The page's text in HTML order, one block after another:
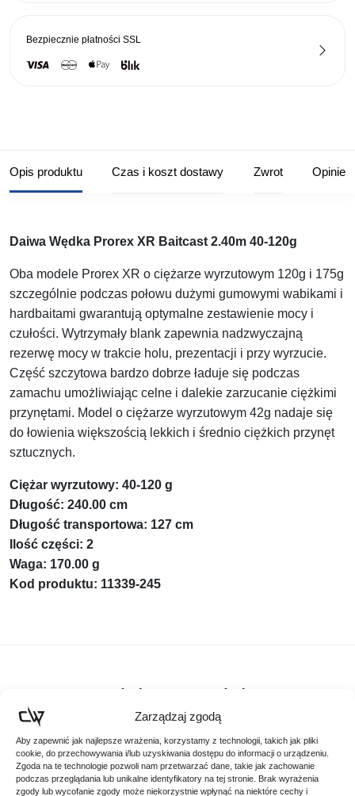
Zarządzaj zgodą
Aby zapewnić jak najlepsze wrażenia, korzystamy z technologii, takich jak pliki
cookie, do przechowywania i/lub uzyskiwania dostępu do informacji o urządzeniu.
Zgoda na te technologie pozwoli nam przetwarzać dane, takie jak zachowanie
podczas przeglądania lub unikalne identyfikatory na tej stronie. Brak wyrażenia
zgody lub wycofanie zgody może niekorzystnie wpłynąć na niektóre cechy i
Bezpiecznie płatności SSL
Opis produktu Czas i koszt dostawy Zwrot Opinie
Daiwa Wędka Prorex XR Baitcast 2.40m 40-120g
Oba modele Prorex XR o ciężarze wyrzutowym 120g i 175g
szczególnie podczas połowu dużymi gumowymi wabikami i
hardbaitami gwarantują optymalne zestawienie mocy i
czułości. Wytrzymały blank zapewnia nadzwyczajną
rezerwę mocy w trakcie holu, prezentacji i przy wyrzucie.
Część szczytowa bardzo dobrze ładuje się podczas
zamachu umożliwiając celne i dalekie zarzucanie ciężkimi
przynętami. Model o ciężarze wyrzutowym 42g nadaje się
do łowienia większością lekkich i średnio ciężkich przynęt
sztucznych.
Ciężar wyrzutowy: 40-120 g
Długość: 240.00 cm
Długość transportowa: 127 cm
Ilość części: 2
Waga: 170.00 g
Kod produktu: 11339-245
Podobne produkty
Poznaj podobne produkty, które mogą Ci się spodobać